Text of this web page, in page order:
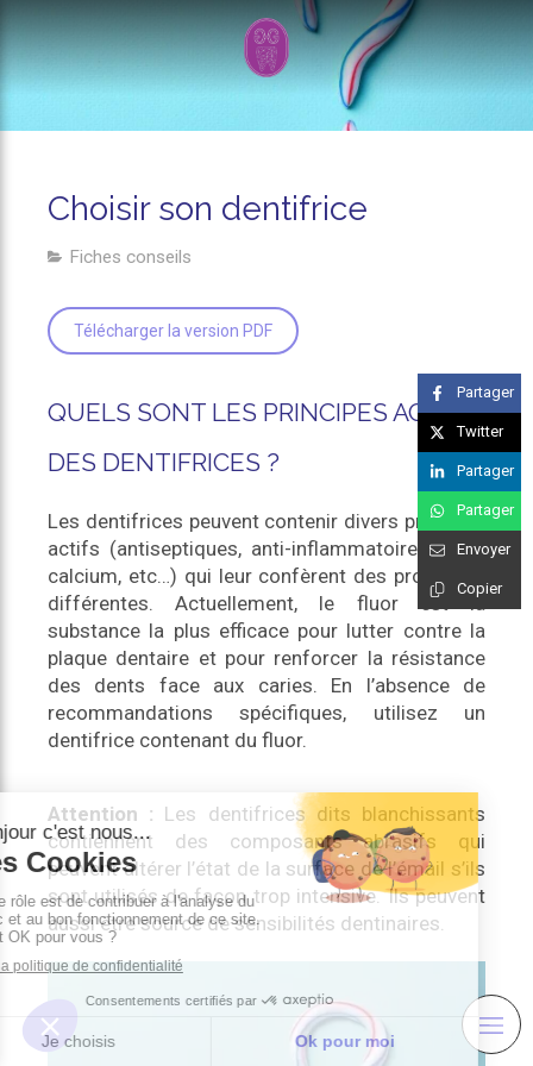
Choisir son dentifrice
Fiches conseils
Télécharger la version PDF
QUELS SONT LES PRINCIPES ACTIFS
DES DENTIFRICES ?
Les dentifrices peuvent contenir divers principes
actifs (antiseptiques, anti-inflammatoires, fluor,
calcium, etc…) qui leur confèrent des propriétés
différentes. Actuellement, le fluor est la
substance la plus efficace pour lutter contre la
plaque dentaire et pour renforcer la résistance
des dents face aux caries. En l’absence de
recommandations spécifiques, utilisez un
dentifrice contenant du fluor.
Attention : Les dentifrices dits blanchissants
contiennent des composants abrasifs qui
peuvent altérer l’état de la surface de l’émail s’ils
sont utilisés de façon trop intensive. Ils peuvent
aussi être source de sensibilités dentinaires.
Partager
Twitter
Partager
Partager
Envoyer
Copier